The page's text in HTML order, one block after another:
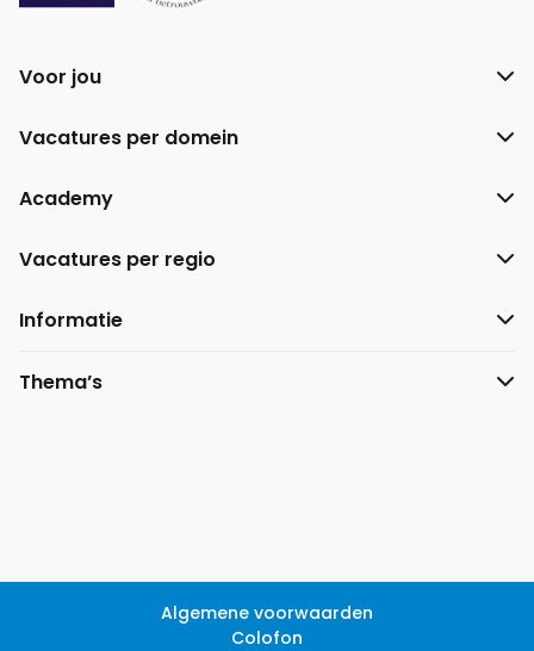
Voor jou
Vacatures per domein
Academy
Vacatures per regio
Informatie
Thema’s
Algemene voorwaarden
Colofon